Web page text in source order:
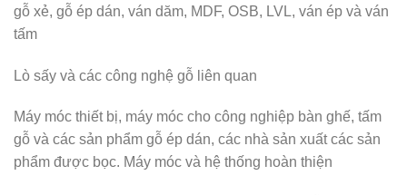
gỗ xẻ, gỗ ép dán, ván dăm, MDF, OSB, LVL, ván ép và ván
tấm
Lò sấy và các công nghệ gỗ liên quan
Máy móc thiết bị, máy móc cho công nghiệp bàn ghế, tấm
gỗ và các sản phẩm gỗ ép dán, các nhà sản xuất các sản
phẩm được bọc. Máy móc và hệ thống hoàn thiện